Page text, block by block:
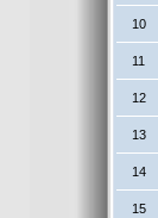
10
11
12
13
14
15